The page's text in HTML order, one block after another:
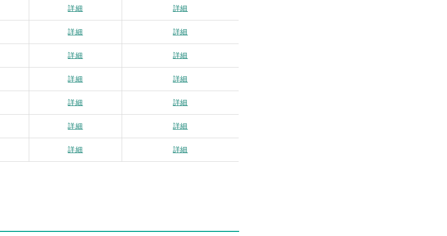
詳細 詳細
詳細 詳細
詳細 詳細
詳細 詳細
詳細 詳細
詳細 詳細
詳細 詳細